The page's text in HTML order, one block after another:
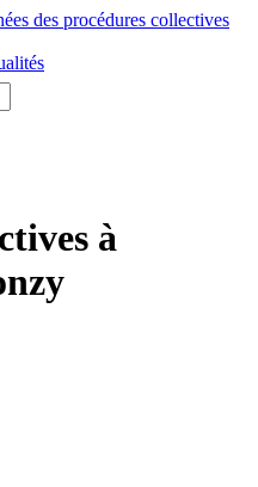
des procédures collectives
à